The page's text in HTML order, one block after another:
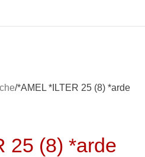
*AMEL *ILTER 25 (8) *arde
25 (8) *arde